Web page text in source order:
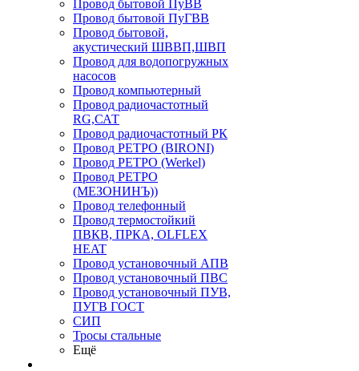
Провод бытовой ПуВВ
Провод бытовой ПуГВВ
Провод бытовой,
акустический ШВВП,ШВП
Провод для водопогружных
насосов
Провод компьютерный
Провод радиочастотный
RG,САТ
Провод радиочастотный РК
Провод РЕТРО (BIRONI)
Провод РЕТРО (Werkel)
Провод РЕТРО
(МЕЗОНИНЪ))
Провод телефонный
Провод термостойкий
ПВКВ, ПРКА, OLFLEX
HEAT
Провод установочный АПВ
Провод установочный ПВС
Провод установочный ПУВ,
ПУГВ ГОСТ
СИП
Тросы стальные
Ещё